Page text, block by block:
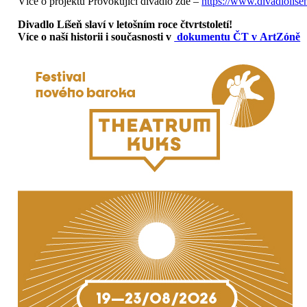
Divadlo Líšeň slaví v letošním roce čtvrtstoletí!
Více o naší historii i současnosti v dokumentu ČT v ArtZóně